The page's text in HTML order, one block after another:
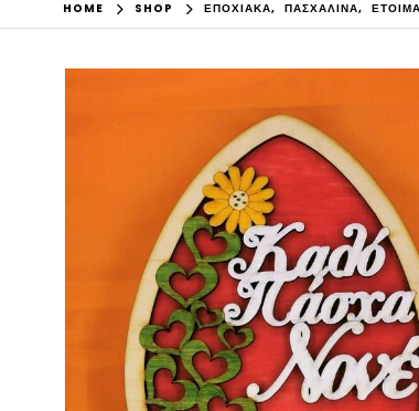
HOME SHOP ΕΠΟΧΙΑΚΑ, ΠΑΣΧΑΛΙΝΑ,